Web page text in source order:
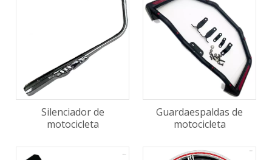
Silenciador de
motocicleta
Guardaespaldas de
motocicleta